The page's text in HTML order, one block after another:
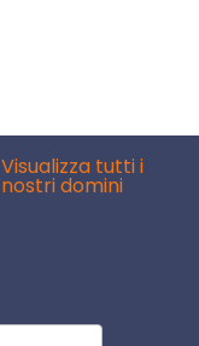
Visualizza tutti i
nostri domini